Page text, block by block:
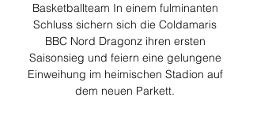
Basketballteam In einem fulminanten
Schluss sichern sich die Coldamaris
BBC Nord Dragonz ihren ersten
Saisonsieg und feiern eine gelungene
Einweihung im heimischen Stadion auf
dem neuen Parkett.